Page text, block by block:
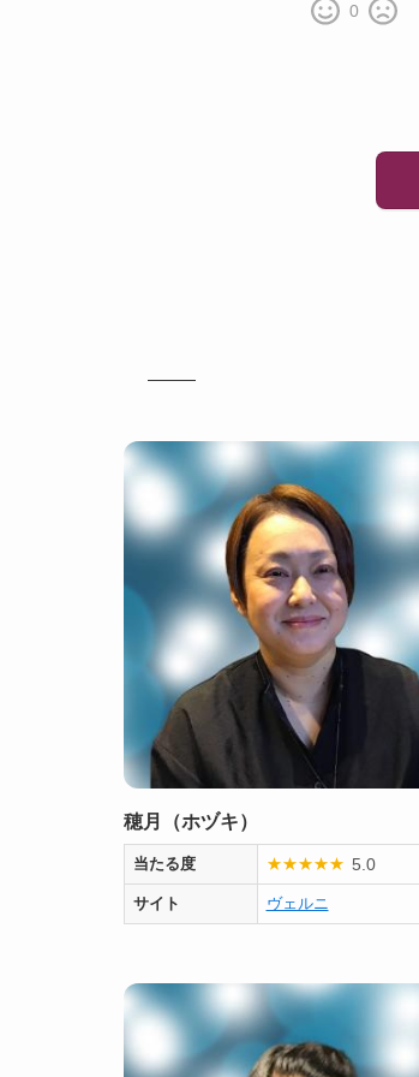
0
穂月（ホヅキ）
当たる度 ★★★★★ 5.0
サイト ヴェルニ